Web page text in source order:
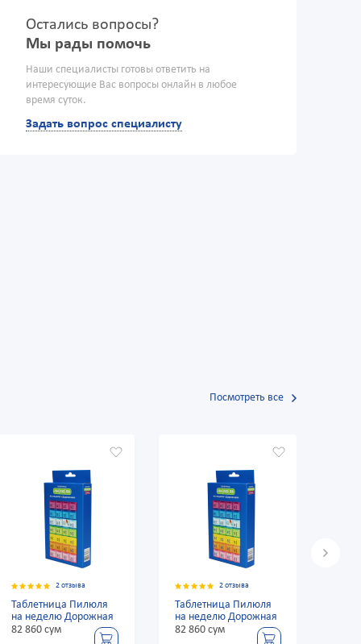
Остались вопросы?
Мы рады помочь
Наши специалисты готовы ответить на
интересующие Вас вопросы онлайн в любое
время суток.
Задать вопрос специалисту
Посмотреть все
2 отзыва
Таблетница Пилюля
на неделю Дорожная
82 860 сум
2 отзыва
Таблетница Пилюля
на неделю Дорожная
82 860 сум